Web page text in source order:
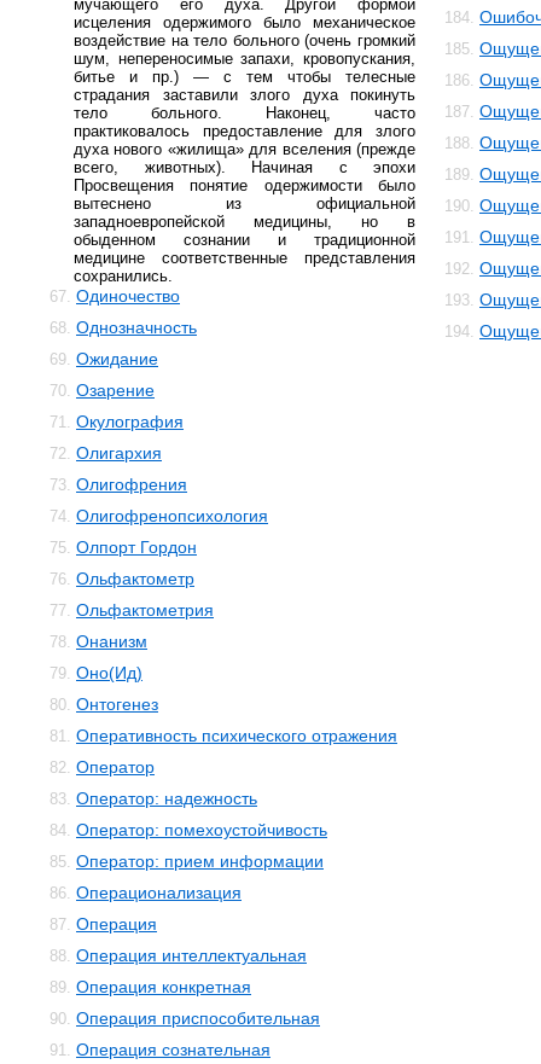
мучающего его духа. Другой формой
исцеления одержимого было механическое
воздействие на тело больного (очень громкий
шум, непереносимые запахи, кровопускания,
битье и пр.) — с тем чтобы телесные
страдания заставили злого духа покинуть
тело больного. Наконец, часто
практиковалось предоставление для злого
духа нового «жилища» для вселения (прежде
всего, животных). Начиная с эпохи
Просвещения понятие одержимости было
вытеснено из официальной
западноевропейской медицины, но в
обыденном сознании и традиционной
медицине соответственные представления
сохранились.
67. Одиночество
68. Однозначность
69. Ожидание
70. Озарение
71. Окулография
72. Олигархия
73. Олигофрения
74. Олигофренопсихология
75. Олпорт Гордон
76. Ольфактометр
77. Ольфактометрия
78. Онанизм
79. Оно(Ид)
80. Онтогенез
81. Оперативность психического отражения
82. Оператор
83. Оператор: надежность
84. Оператор: помехоустойчивость
85. Оператор: прием информации
86. Операционализация
87. Операция
88. Операция интеллектуальная
89. Операция конкретная
90. Операция приспособительная
91. Операция сознательная
184.
185.
186.
187.
188.
189.
190.
191.
192.
193.
194.